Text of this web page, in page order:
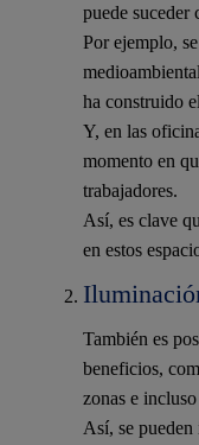
puede suceder
Por ejemplo,
ha construido
Y, en las
momento en
trabajadores.
Así, es clave
en estos
También es
beneficios,
zonas e
Así, se